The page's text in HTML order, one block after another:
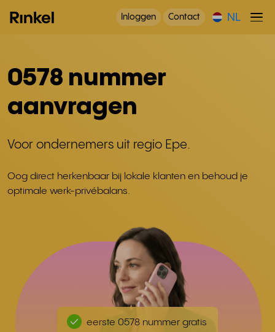
Inloggen Contact NL
0578 nummer
aanvragen
Voor ondernemers uit regio Epe.
Oog direct herkenbaar bij lokale klanten en behoud je
optimale werk-privébalans.
eerste 0578 nummer gratis